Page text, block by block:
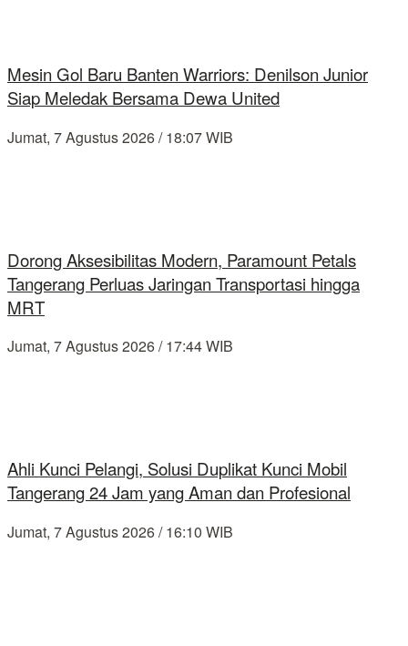
Mesin Gol Baru Banten Warriors: Denilson Junior
Siap Meledak Bersama Dewa United
Jumat, 7 Agustus 2026 / 18:07 WIB
Dorong Aksesibilitas Modern, Paramount Petals
Tangerang Perluas Jaringan Transportasi hingga
MRT
Jumat, 7 Agustus 2026 / 17:44 WIB
Ahli Kunci Pelangi, Solusi Duplikat Kunci Mobil
Tangerang 24 Jam yang Aman dan Profesional
Jumat, 7 Agustus 2026 / 16:10 WIB